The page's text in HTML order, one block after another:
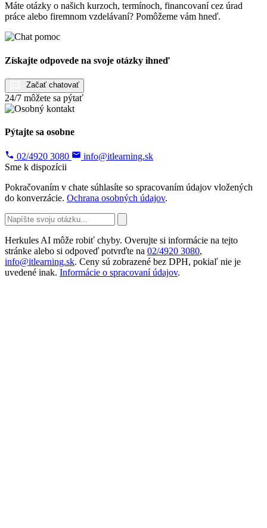
Máte otázky o našich kurzoch, termínoch, financovaní cez úrad
práce alebo firemnom vzdelávaní? Pomôžeme vám hneď.
Získajte odpovede na svoje otázky ihneď
Začať chatovať
24/7 môžete sa pýtať
Pýtajte sa osobne
02/4920 3080
info@itlearning.sk
Sme k dispozícii
Pokračovaním v chate súhlasíte so spracovaním údajov vložených
do konverzácie. Ochrana osobných údajov.
Herkules AI môže robiť chyby. Overujte si informácie na tejto
stránke alebo si odpoveď potvrďte na 02/4920 3080,
info@itlearning.sk. Ceny sú zobrazené bez DPH, pokiaľ nie je
uvedené inak. Informácie o spracovaní údajov.